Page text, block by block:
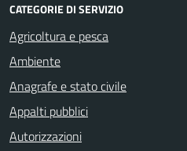
CATEGORIE DI SERVIZIO
Agricoltura e pesca
Ambiente
Anagrafe e stato civile
Appalti pubblici
Autorizzazioni